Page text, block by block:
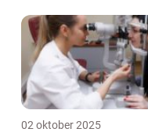
02 oktober 2025